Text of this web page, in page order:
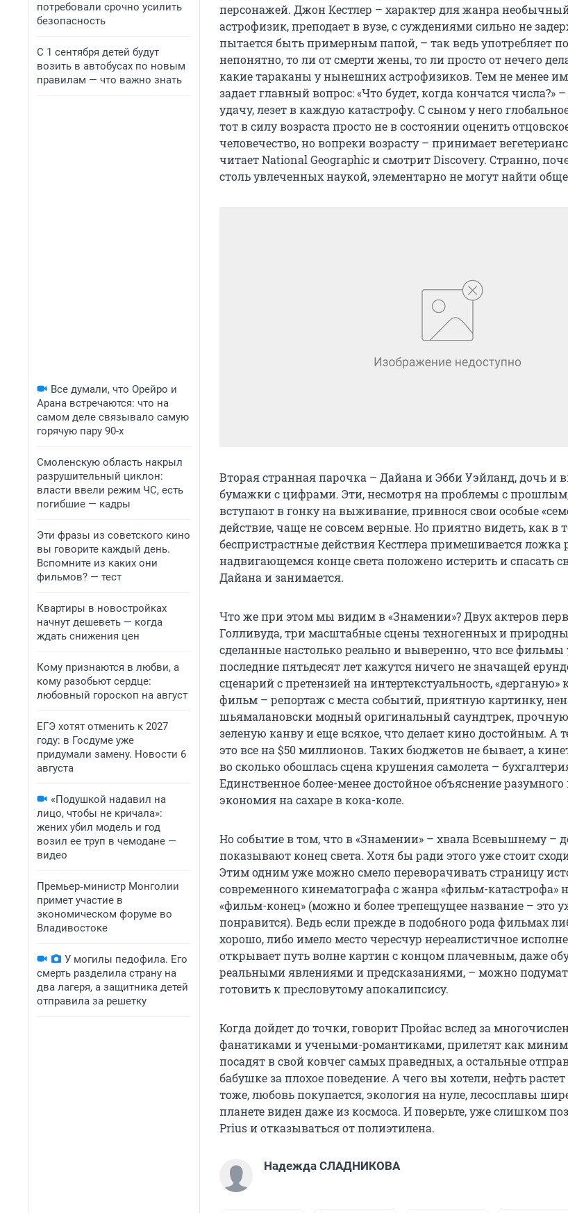
потребовали срочно усилить
безопасность
С 1 сентября детей будут
возить в автобусах по новым
правилам — что важно знать
Все думали, что Орейро и
Арана встречаются: что на
самом деле связывало самую
горячую пару 90-х
Смоленскую область накрыл
разрушительный циклон:
власти ввели режим ЧС, есть
погибшие — кадры
Эти фразы из советского кино
вы говорите каждый день.
Вспомните из каких они
фильмов? — тест
Квартиры в новостройках
начнут дешеветь — когда
ждать снижения цен
Кому признаются в любви, а
кому разобьют сердце:
любовный гороскоп на август
ЕГЭ хотят отменить к 2027
году: в Госдуме уже
придумали замену. Новости 6
августа
«Подушкой надавил на
лицо, чтобы не кричала»:
жених убил модель и год
возил ее труп в чемодане —
видео
Премьер‑министр Монголии
примет участие в
экономическом форуме во
Владивостоке
У могилы педофила. Его
смерть разделила страну на
два лагеря, а защитника детей
отправила за решетку
персонажей. Джон Кестлер – характер для жанра
астрофизик, преподает в вузе, с суждениями сильно не
пытается быть примерным папой, – так ведь употребляет
непонятно, то ли от смерти жены, то ли просто от нечего
какие тараканы у нынешних астрофизиков. Тем не менее
задает главный вопрос: «Что будет, когда кончатся числа?»
удачу, лезет в каждую катастрофу. С сыном у него
тот в силу возраста просто не в состоянии оценить
человечество, но вопреки возрасту – принимает
читает National Geographic и смотрит Discovery. Странно,
столь увлеченных наукой, элементарно не могут найти
Вторая странная парочка – Дайана и Эбби Уэйланд, дочь и
бумажки с цифрами. Эти, несмотря на проблемы с
вступают в гонку на выживание, привнося свои особые
действие, чаще не совсем верные. Но приятно видеть, как в
беспристрастные действия Кестлера примешивается ложка
надвигающемся конце света положено истерить и спасать
Дайана и занимается.
Что же при этом мы видим в «Знамении»? Двух актеров
Голливуда, три масштабные сцены техногенных и
сделанные настолько реально и выверенно, что все фильмы
последние пятьдесят лет кажутся ничего не значащей
сценарий с претензией на интертекстуальность, «дерганую»
фильм – репортаж с места событий, приятную картинку,
шьямалановски модный оригинальный саундтрек, прочную
зеленую канву и еще всякое, что делает кино достойным. А
это все на $50 миллионов. Таких бюджетов не бывает, а
во сколько обошлась сцена крушения самолета –
Единственное более-менее достойное объяснение
экономия на сахаре в кока-коле.
Но событие в том, что в «Знамении» – хвала Всевышнему –
показывают конец света. Хотя бы ради этого уже стоит
Этим одним уже можно смело переворачивать страницу
современного кинематографа с жанра «фильм-катастрофа»
«фильм-конец» (можно и более трепещущее название – это
понравится). Ведь если прежде в подобного рода фильмах
хорошо, либо имело место чересчур нереалистичное
открывает путь волне картин с концом плачевным, даже
реальными явлениями и предсказаниями, – можно
готовить к пресловутому апокалипсису.
Когда дойдет до точки, говорит Пройас вслед за
фанатиками и учеными-романтиками, прилетят как
посадят в свой ковчег самых праведных, а остальные
бабушке за плохое поведение. А чего вы хотели, нефть
тоже, любовь покупается, экология на нуле, лесосплавы
планете виден даже из космоса. И поверьте, уже слишком
Prius и отказываться от полиэтилена.
Надежда СЛАДНИКОВА